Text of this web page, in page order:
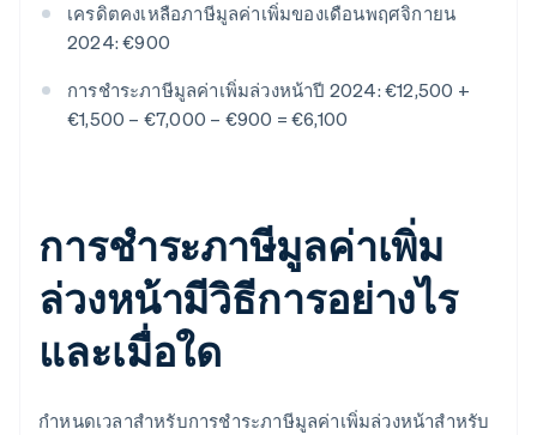
เครดิตคงเหลือภาษีมูลค่าเพิ่มของเดือนพฤศจิกายน
2024: €900
การชำระภาษีมูลค่าเพิ่มล่วงหน้าปี 2024: €12,500 +
€1,500 – €7,000 – €900 = €6,100
การชําระภาษีมูลค่าเพิ่ม
ล่วงหน้ามีวิธีการอย่างไร
และเมื่อใด
กําหนดเวลาสําหรับการชําระภาษีมูลค่าเพิ่มล่วงหน้าสําหรับ